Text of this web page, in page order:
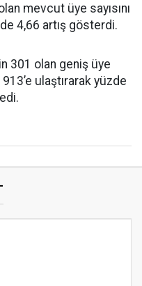
mevcut üye sayısını
4,66 artış gösterdi.
301 olan geniş üye
ulaştırarak yüzde